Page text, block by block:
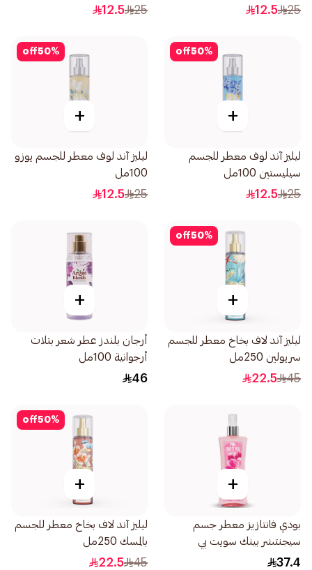
25
12.5
25
12.5
50%
off
+
ليليز آند لوف معطر للجسم
سيليستين 100مل
25
12.5
50%
off
+
ليليز آند لوف معطر للجسم يوزو
100مل
25
12.5
50%
off
+
ليليز آند لاف بخاخ معطر للجسم
سريولين 250مل
45
22.5
+
أرجان بلندز عطر شعر بتلات
أرجوانية 100مل
46
+
بودي فانتازيز معطر جسم
سيجنتشر بينك سويت بي
236مل
37.4
50%
off
+
ليليز آند لاف بخاخ معطر للجسم
بالمسك 250مل
45
22.5